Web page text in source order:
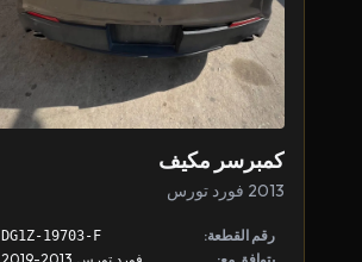
كمبرسر مكيف
2013 فورد تورس
رقم القطعة: DG1Z-19703-F